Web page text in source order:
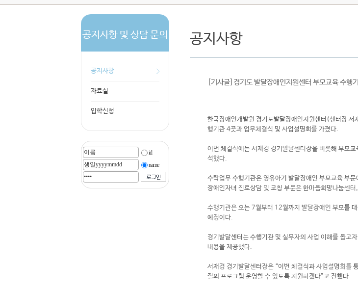
공지사항 및 상담 문의
공지사항
자료실
입학신청
id
name
공지사항
[기사글]경기도 발달장애인지원센터 부모교육 수행
한국장애인개발원 경기도발달장애인지원센터(센터장
행기관 4곳과 업무체결식 및 사업설명회를 가졌다.
이번 체결식에는 서재경 경기발달센터장을 비롯해 부모
석했다.
수탁업무 수행기관은 영유아기 발달장애인 부모교육 부
장애인자녀 진로상담 및 코칭 부문은 한마음희망나눔센
수행기관은 오는 7월부터 12월까지 발달장애인 부모를
예정이다.
경기발달센터는 수행기관 및 실무자의 사업 이해를 돕고
내용을 제공했다.
서재경 경기발달센터장은 “이번 체결식과 사업설명회를
질의 프로그램 운영할 수 있도록 지원하겠다”고 전했다.